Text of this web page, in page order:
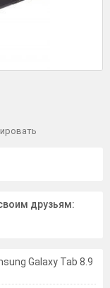
друзьям:
Galaxy Tab 8.9